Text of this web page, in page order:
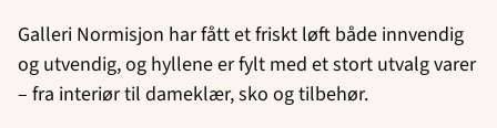
Galleri Normisjon har fått et friskt løft både innvendig
og utvendig, og hyllene er fylt med et stort utvalg varer
– fra interiør til dameklær, sko og tilbehør.